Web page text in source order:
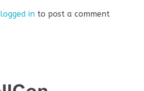
logged in to post a comment